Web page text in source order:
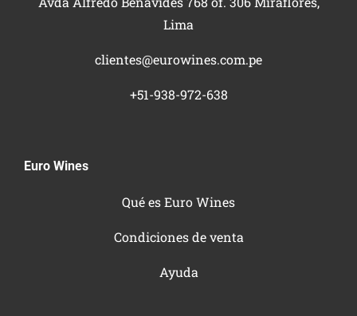
Lima
clientes@eurowines.com.pe
+51-938-972-638
Euro Wines
Qué es Euro Wines
Condiciones de venta
Ayuda